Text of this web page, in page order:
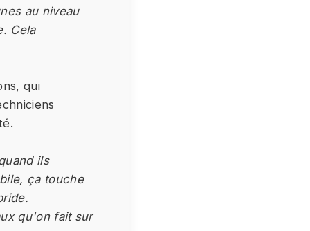
au niveau
Cela
qui
ils
ça touche
qu'on fait sur